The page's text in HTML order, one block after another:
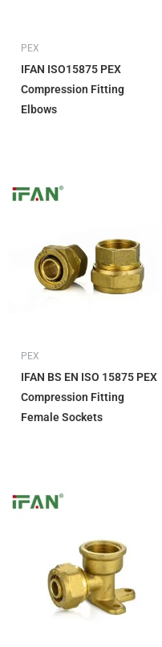
PEX
IFAN ISO15875 PEX
Compression Fitting
Elbows
PEX
IFAN BS EN ISO 15875 PEX
Compression Fitting
Female Sockets